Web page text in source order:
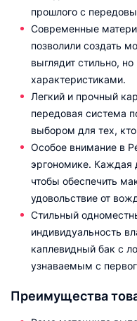
прошлого с
Современные
позволили создать
выглядит стильно,
характеристиками.
Легкий и прочный
передовая система
выбором для тех,
Особое внимание в
эргономике. Каждая
чтобы обеспечить
удовольствие от
Стильный
индивидуальность
каплевидный бак с
узнаваемым с
Преимущества